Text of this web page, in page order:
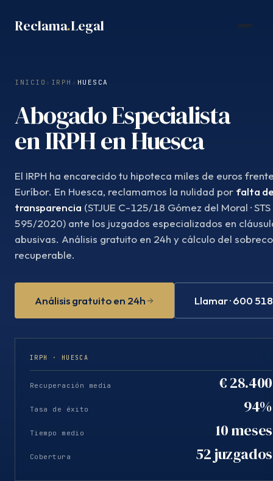
Reclama.Legal
INICIO › IRPH › HUESCA
Abogado Especialista
en IRPH en Huesca
El IRPH ha encarecido tu hipoteca miles de euros
Euríbor. En Huesca, reclamamos la nulidad por falta
transparencia (STJUE C-125/18 Gómez del Moral · STS
595/2020) ante los juzgados especializados en
abusivas. Análisis gratuito en 24h y cálculo del
recuperable.
Análisis gratuito en 24h Llamar · 600
IRPH · HUESCA
Recuperación media € 28.400
Tasa de éxito 94%
Tiempo medio 10 meses
Cobertura 52 juzgados